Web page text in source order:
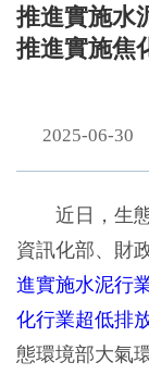
推進實施水
推進實施焦
2025-06-30
近日，生態
資訊化部、財
進實施水泥行
化行業超低排
態環境部大氣